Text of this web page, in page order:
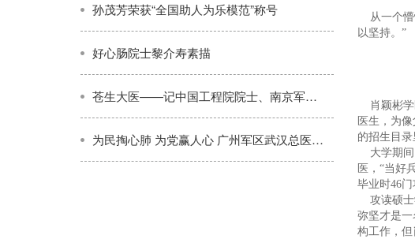
孙茂芳荣获“全国助人为乐模范”称号
好心肠院士黎介寿素描
苍生大医——记中国工程院院士、南京军区南京总医院副院长黎介寿
为民掏心肺 为党赢人心 广州军区武汉总医院政委刘铁桥被群众誉为好人亲人恩人
从一个懵
以坚持。”
肖颖彬学
医生，为
的招生目
大学期间
医，“当好
毕业时46门
攻读硕士
弥坚才是
构工作，但